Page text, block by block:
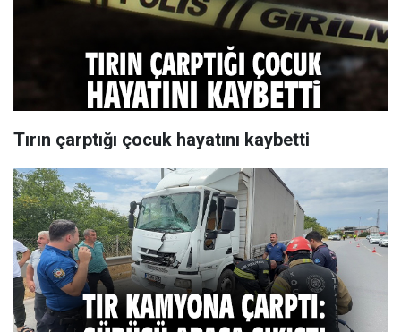
Tırın çarptığı çocuk hayatını kaybetti